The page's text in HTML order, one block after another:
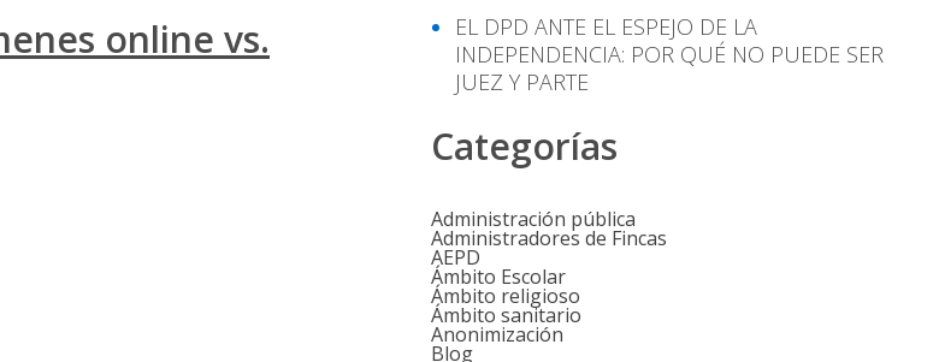
online vs.
EL DPD ANTE EL ESPEJO DE LA
INDEPENDENCIA: POR QUÉ NO PUEDE SER
JUEZ Y PARTE
Categorías
Administración pública
Administradores de Fincas
AEPD
Ámbito Escolar
Ámbito religioso
Ámbito sanitario
Anonimización
Blog